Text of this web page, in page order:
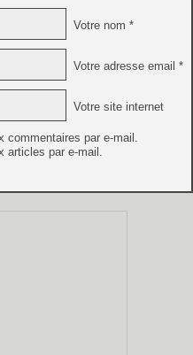
Votre nom *
Votre adresse email *
Votre site internet
commentaires par e-mail.
articles par e-mail.